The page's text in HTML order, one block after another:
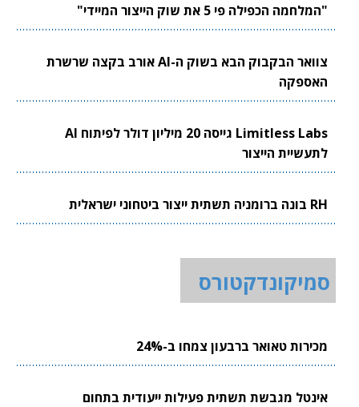
"המלחמה הכפילה פי 5 את שוק הייצור המיידי"
צוואר הבקבוק הבא בשוק ה-AI אורב בקצה שרשרת
האספקה
Limitless Labs גייסה 20 מיליון דולר לפיתוח AI
לתעשיית הייצור
RH בונה ברומניה תשתית ייצור ביטחוני ישראלית
סמיקונדקטורס
מכירות טאואר ברבעון צמחו ב-24%
אינטל מגבשת תשתית פעילות ייעודית בתחום